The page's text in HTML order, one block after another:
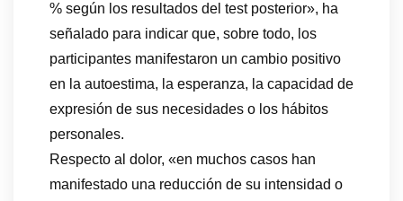
% según los resultados del test posterior», ha
señalado para indicar que, sobre todo, los
participantes manifestaron un cambio positivo
en la autoestima, la esperanza, la capacidad de
expresión de sus necesidades o los hábitos
personales.
Respecto al dolor, «en muchos casos han
manifestado una reducción de su intensidad o